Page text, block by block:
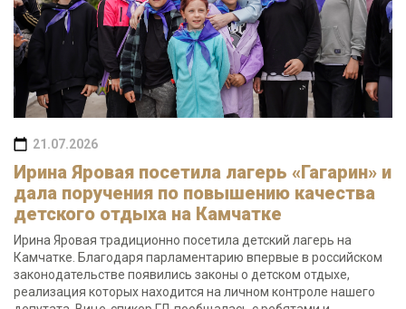
21.07.2026
Ирина Яровая посетила лагерь «Гагарин» и
дала поручения по повышению качества
детского отдыха на Камчатке
Ирина Яровая традиционно посетила детский лагерь на
Камчатке. Благодаря парламентарию впервые в российском
законодательстве появились законы о детском отдыхе,
реализация которых находится на личном контроле нашего